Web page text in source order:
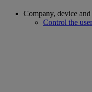
Company, device
Control the